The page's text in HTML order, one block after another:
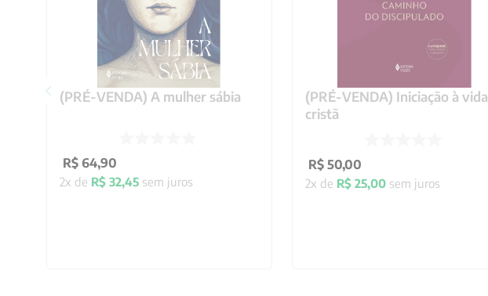
(PRÉ-VENDA) A mulher sábia
R$ 64,90
2x de R$ 32,45sem juros
(PRÉ-VENDA) Iniciação à vida
cristã
R$ 50,00
2x de R$ 25,00sem juros